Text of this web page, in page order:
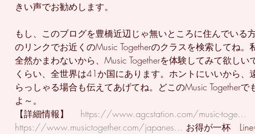
きい声でお勧めします。
もし、このブログを豊橋近辺じゃ無いところに住んでいる
のリンクでお近くのMusic Togetherのクラスを検索してね
全然かまわないから、Music Togetherを体験してみて欲し
くらい、全世界は41か国にあります。ホントにいいから、
らっしゃる場合も伝えてあげてね。どこのMusic Together
よ～。
【詳細情報】 https://www.agcstation.com/music-toge...
https://www.musictogether.com/japanes... お得が一杯　